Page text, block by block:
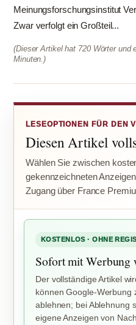
Meinungsforschungsinstitut
Zwar verfolgt ein Großteil...
(Dieser Artikel hat 720 Wörter und
Minuten.)
LESEOPTIONEN FÜR DEN
Diesen Artikel
Wählen Sie zwischen
gekennzeichneten
Zugang über France
KOSTENLOS · OHNE
Sofort mit Werbung
Der vollständige Artikel
können Google-Werbung
ablehnen; bei Ablehnung
eigene Anzeigen von